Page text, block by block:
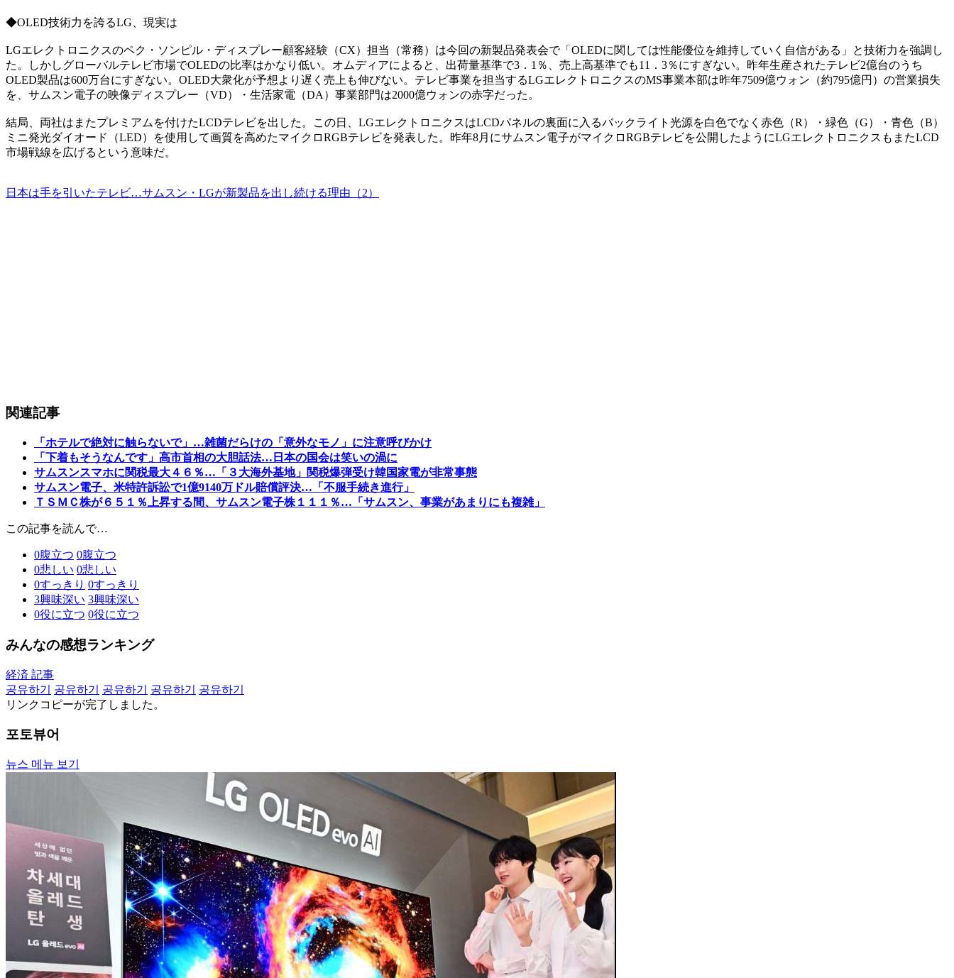
◆OLED技術力を誇るLG、現実は
LGエレクトロニクスのペク・ソンピル・ディスプレー顧客経験（CX）担当（常務）は今回の新製品発表会で「OLEDに関しては性能優位を維持していく自信がある」と技術力を強調し
た。しかしグローバルテレビ市場でOLEDの比率はかなり低い。オムディアによると、出荷量基準で3．1％、売上高基準でも11．3％にすぎない。昨年生産されたテレビ2億台のうち
OLED製品は600万台にすぎない。OLED大衆化が予想より遅く売上も伸びない。テレビ事業を担当するLGエレクトロニクスのMS事業本部は昨年7509億ウォン（約795億円）の営業損失
を、サムスン電子の映像ディスプレー（VD）・生活家電（DA）事業部門は2000億ウォンの赤字だった。
結局、両社はまたプレミアムを付けたLCDテレビを出した。この日、LGエレクトロニクスはLCDパネルの裏面に入るバックライト光源を白色でなく赤色（R）・緑色（G）・青色（B）
ミニ発光ダイオード（LED）を使用して画質を高めたマイクロRGBテレビを発表した。昨年8月にサムスン電子がマイクロRGBテレビを公開したようにLGエレクトロニクスもまたLCD
市場戦線を広げるという意味だ。
日本は手を引いたテレビ…サムスン・LGが新製品を出し続ける理由（2）
関連記事
「ホテルで絶対に触らないで」…雑菌だらけの「意外なモノ」に注意呼びかけ
「下着もそうなんです」高市首相の大胆話法…日本の国会は笑いの渦に
サムスンスマホに関税最大４６％…「３大海外基地」関税爆弾受け韓国家電が非常事態
サムスン電子、米特許訴訟で1億9140万ドル賠償評決…「不服手続き進行」
ＴＳＭＣ株が６５１％上昇する間、サムスン電子株１１１％…「サムスン、事業があまりにも複雑」
この記事を読んで…
0腹立つ 0腹立つ
0悲しい 0悲しい
0すっきり 0すっきり
3興味深い 3興味深い
0役に立つ 0役に立つ
みんなの感想ランキング
経済 記事
공유하기
공유하기 공유하기 공유하기
공유하기
リンクコピーが完了しました。
포토뷰어
뉴스 메뉴 보기